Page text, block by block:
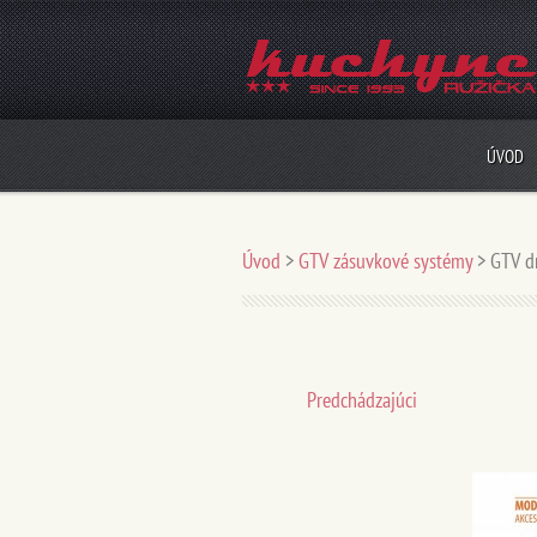
ÚVOD
Úvod >GTV zásuvkové systémy >GTV
Predchádzajúci